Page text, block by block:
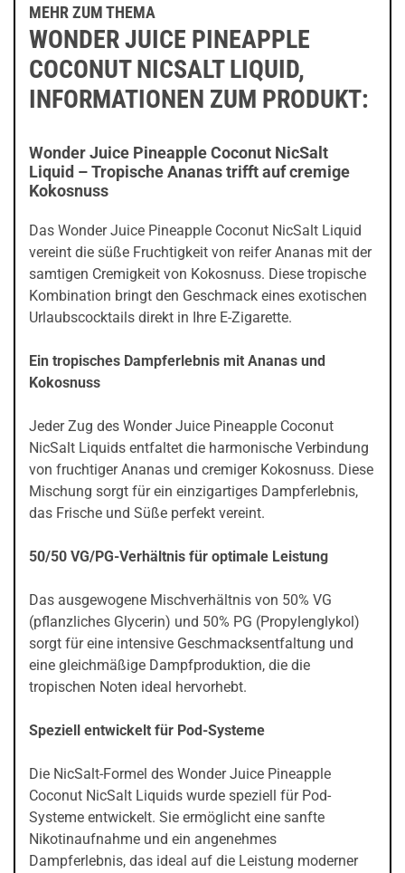
MEHR ZUM THEMA
WONDER JUICE PINEAPPLE
COCONUT NICSALT LIQUID,
INFORMATIONEN ZUM PRODUKT:
Wonder Juice Pineapple Coconut NicSalt
Liquid – Tropische Ananas trifft auf cremige
Kokosnuss
Das Wonder Juice Pineapple Coconut NicSalt Liquid
vereint die süße Fruchtigkeit von reifer Ananas mit der
samtigen Cremigkeit von Kokosnuss. Diese tropische
Kombination bringt den Geschmack eines exotischen
Urlaubscocktails direkt in Ihre E-Zigarette.
Ein tropisches Dampferlebnis mit Ananas und
Kokosnuss
Jeder Zug des Wonder Juice Pineapple Coconut
NicSalt Liquids entfaltet die harmonische Verbindung
von fruchtiger Ananas und cremiger Kokosnuss. Diese
Mischung sorgt für ein einzigartiges Dampferlebnis,
das Frische und Süße perfekt vereint.
50/50 VG/PG-Verhältnis für optimale Leistung
Das ausgewogene Mischverhältnis von 50% VG
(pflanzliches Glycerin) und 50% PG (Propylenglykol)
sorgt für eine intensive Geschmacksentfaltung und
eine gleichmäßige Dampfproduktion, die die
tropischen Noten ideal hervorhebt.
Speziell entwickelt für Pod-Systeme
Die NicSalt-Formel des Wonder Juice Pineapple
Coconut NicSalt Liquids wurde speziell für Pod-
Systeme entwickelt. Sie ermöglicht eine sanfte
Nikotinaufnahme und ein angenehmes
Dampferlebnis, das ideal auf die Leistung moderner